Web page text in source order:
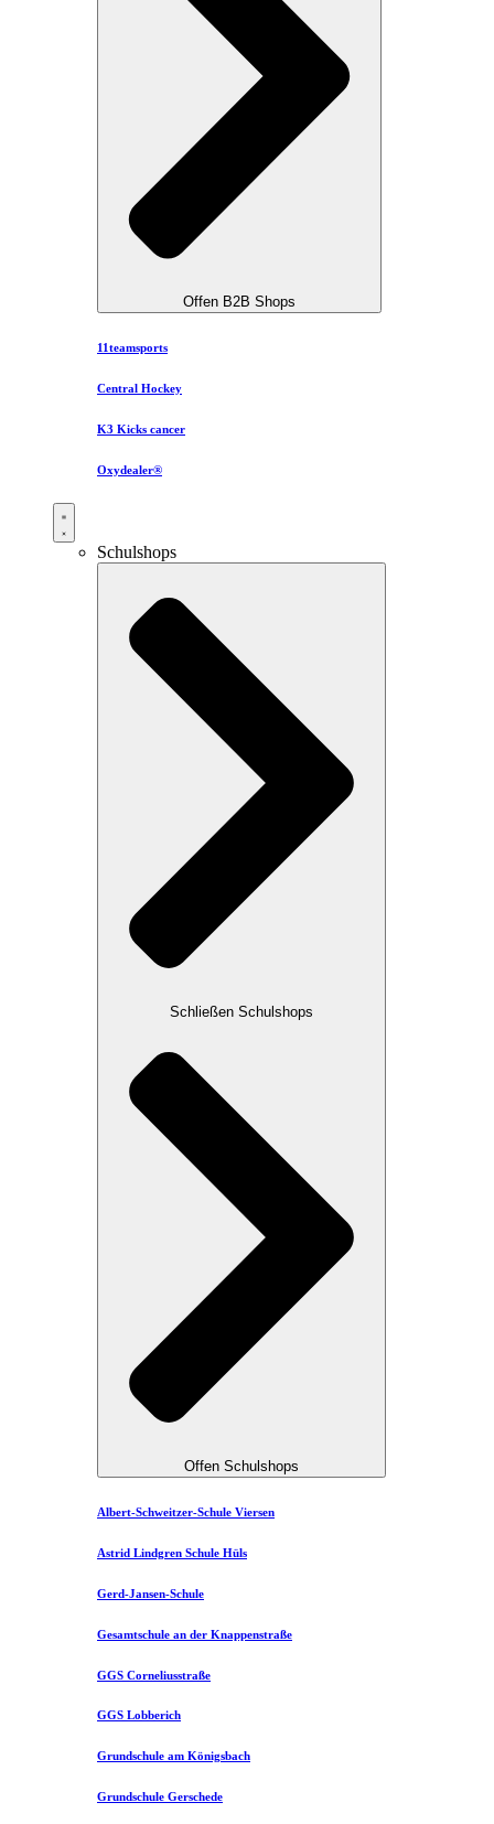
Offen B2B Shops
11teamsports
Central Hockey
K3 Kicks cancer
Oxydealer®
Schulshops
Schließen Schulshops
Offen Schulshops
Albert-Schweitzer-Schule Viersen
Astrid Lindgren Schule Hüls
Gerd-Jansen-Schule
Gesamtschule an der Knappenstraße
GGS Corneliusstraße
GGS Lobberich
Grundschule am Königsbach
Grundschule Gerschede